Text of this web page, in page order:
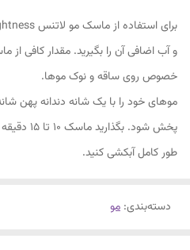
و آب اضافی آن را بگیرید. مقدار کافی از
خصوص روی ساقه و نوک موها.
موهای خود را با یک شانه دندانه پهن
پخش شود.
طور کامل آبکشی کنید.
دسته‌بندی: مو